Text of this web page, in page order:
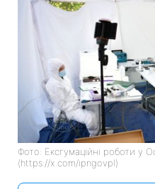
Фото: Ексгумаційні роботи у
(https://x.com/ipngovpl)